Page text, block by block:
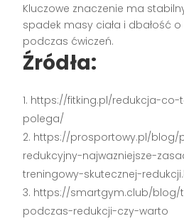
Kluczowe znaczenie ma
spadek masy ciała i dbałość
podczas ćwiczeń.
Źródła:
https://fitking.pl/redukcja-
polega/
https://prosportowy.pl/blog/
redukcyjny-najwazniejsze-
treningowy-skutecznej-
https://smartgym.club/blog/
podczas-redukcji-czy-warto